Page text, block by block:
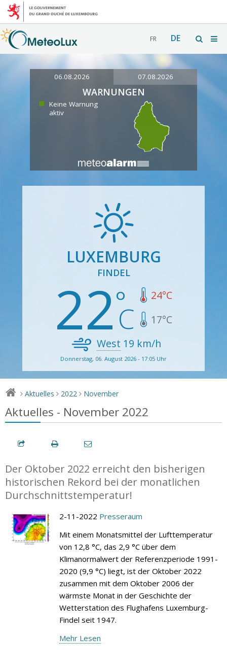
FR DE
06.08.2026 07.08.2026
WARNUNGEN
Keine Warnung
aktiv
LUXEMBURG
FINDEL
22 24°C
17°C
West 19 km/h
Donnerstag, 06. August 2026 - 17:05 Uhr
> Aktuelles > 2022 > November
Aktuelles - November 2022
Der Oktober 2022 erreicht den bisherigen
historischen Rekord bei der monatlichen
Durchschnittstemperatur!
2-11-2022 Presseraum
Mit einem Monatsmittel der Lufttemperatur
von 12,8 °C, das 2,9 °C über dem
Klimanormalwert der Referenzperiode 1991-
2020 (9,9 °C) liegt, ist der Oktober 2022
zusammen mit dem Oktober 2006 der
wärmste Monat in der Geschichte der
Wetterstation des Flughafens Luxemburg-
Findel seit 1947.
Mehr Lesen